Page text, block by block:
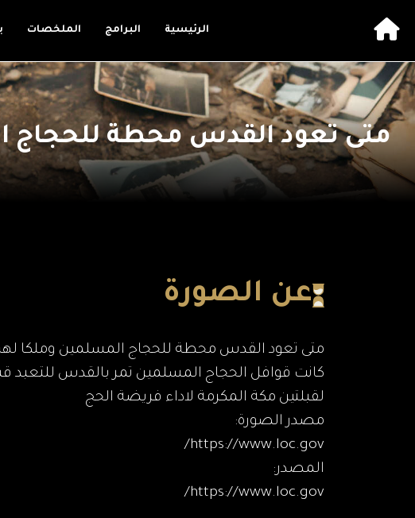
الرئيسية البرامج الملخصات
متى تعود القدس محطة للحجاج
عن الصورة
متى تعود القدس محطة للحجاج المسلمين وملكا
كانت قوافل الحجاج المسلمين تمر بالقدس للتعبد
لقبلتين مكة المكرمة لاداء فريضة الحج
مصدر الصورة:
https://www.loc.gov/
المصدر:
https://www.loc.gov/